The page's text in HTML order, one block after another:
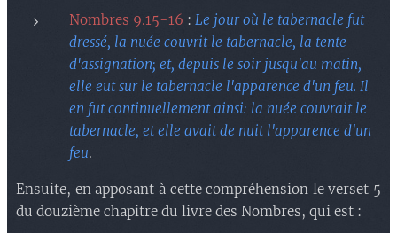
Nombres 9.15-16 : Le jour où le tabernacle fut
dressé, la nuée couvrit le tabernacle, la tente
d'assignation; et, depuis le soir jusqu'au matin,
elle eut sur le tabernacle l'apparence d'un feu. Il
en fut continuellement ainsi: la nuée couvrait le
tabernacle, et elle avait de nuit l'apparence d'un
feu.
Ensuite, en apposant à cette compréhension le verset 5
du douzième chapitre du livre des Nombres, qui est :